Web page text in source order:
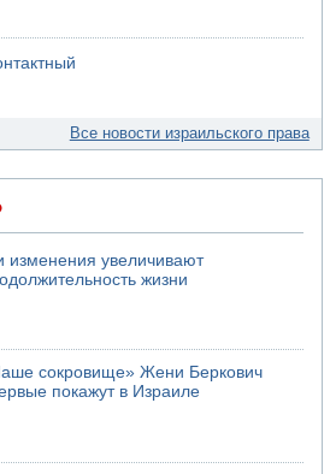
Все новости израильского права
изменения увеличивают
жизни
сокровище» Жени Беркович
покажут в Израиле